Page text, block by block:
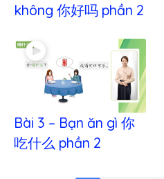
không 你好吗 phần 2
Bài 3 – Bạn ăn gì 你
吃什么 phần 2